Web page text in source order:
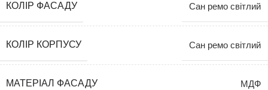
КОЛІР ФАСАДУ Сан ремо світлий
КОЛІР КОРПУСУ Сан ремо світлий
МАТЕРІАЛ ФАСАДУ МДФ